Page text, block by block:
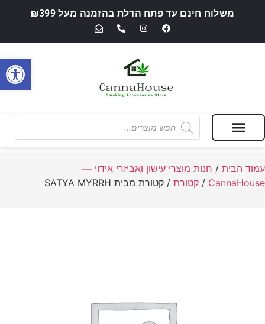
משלוח חינם עד פתח הדלת בהזמנה מעל ₪399
עמוד הבית / חנות מוצרי עישון ואביזרי אידוי —
CannaHouse
/ קטורת / קטורת מבית SATYA MYRRH
פתח